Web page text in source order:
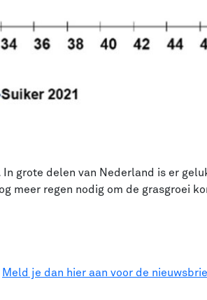
grote delen van Nederland is er
meer regen nodig om de grasgroei
Meld je dan hier aan voor de